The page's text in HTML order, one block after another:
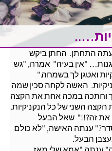
עתה התחתן. החתן ביקש
"אין בעיה" אמרה, "גש
ואטגן לך בשמחה."
האשה לקחה סכין שמה
וחתכה במכה אחת את הקצה
הקצה השני של כל הנקניקיות.
את זה?!!" שאל הבעל
ענתה האישה, "לא כולם
הבעל.